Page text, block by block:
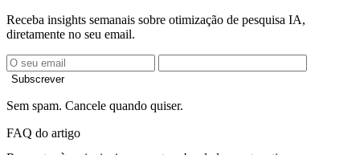
Receba insights semanais sobre otimização de pesquisa IA,
diretamente no seu email.
Subscrever
Sem spam. Cancele quando quiser.
FAQ do artigo